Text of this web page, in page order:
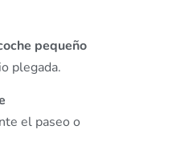
pequeño
plegada.
el paseo o